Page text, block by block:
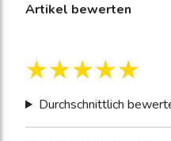
Artikel bewerten
Durchschnittlich